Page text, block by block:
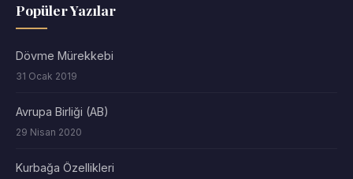
Popüler Yazılar
Dövme Mürekkebi
31 Ocak 2019
Avrupa Birliği (AB)
29 Nisan 2020
Kurbağa Özellikleri